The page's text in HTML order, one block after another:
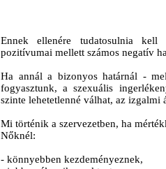
Ennek ellenére tudatosulnia
pozitívumai mellett számos negatív
Ha annál a bizonyos határnál -
fogyasztunk, a szexuális
szinte lehetetlenné válhat, az izgalmi
Mi történik a szervezetben, ha
Nőknél:
- könnyebben kezdeményeznek,